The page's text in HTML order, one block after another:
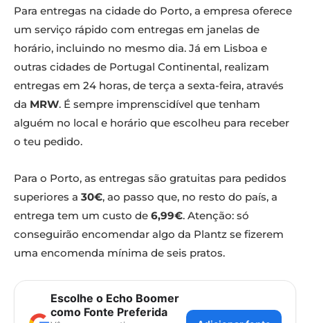
Para entregas na cidade do Porto, a empresa oferece
um serviço rápido com entregas em janelas de
horário, incluindo no mesmo dia. Já em Lisboa e
outras cidades de Portugal Continental, realizam
entregas em 24 horas, de terça a sexta-feira, através
da MRW. É sempre imprenscidível que tenham
alguém no local e horário que escolheu para receber
o teu pedido.
Para o Porto, as entregas são gratuitas para pedidos
superiores a 30€, ao passo que, no resto do país, a
entrega tem um custo de 6,99€. Atenção: só
conseguirão encomendar algo da Plantz se fizerem
uma encomenda mínima de seis pratos.
Escolhe o Echo Boomer
como Fonte Preferida